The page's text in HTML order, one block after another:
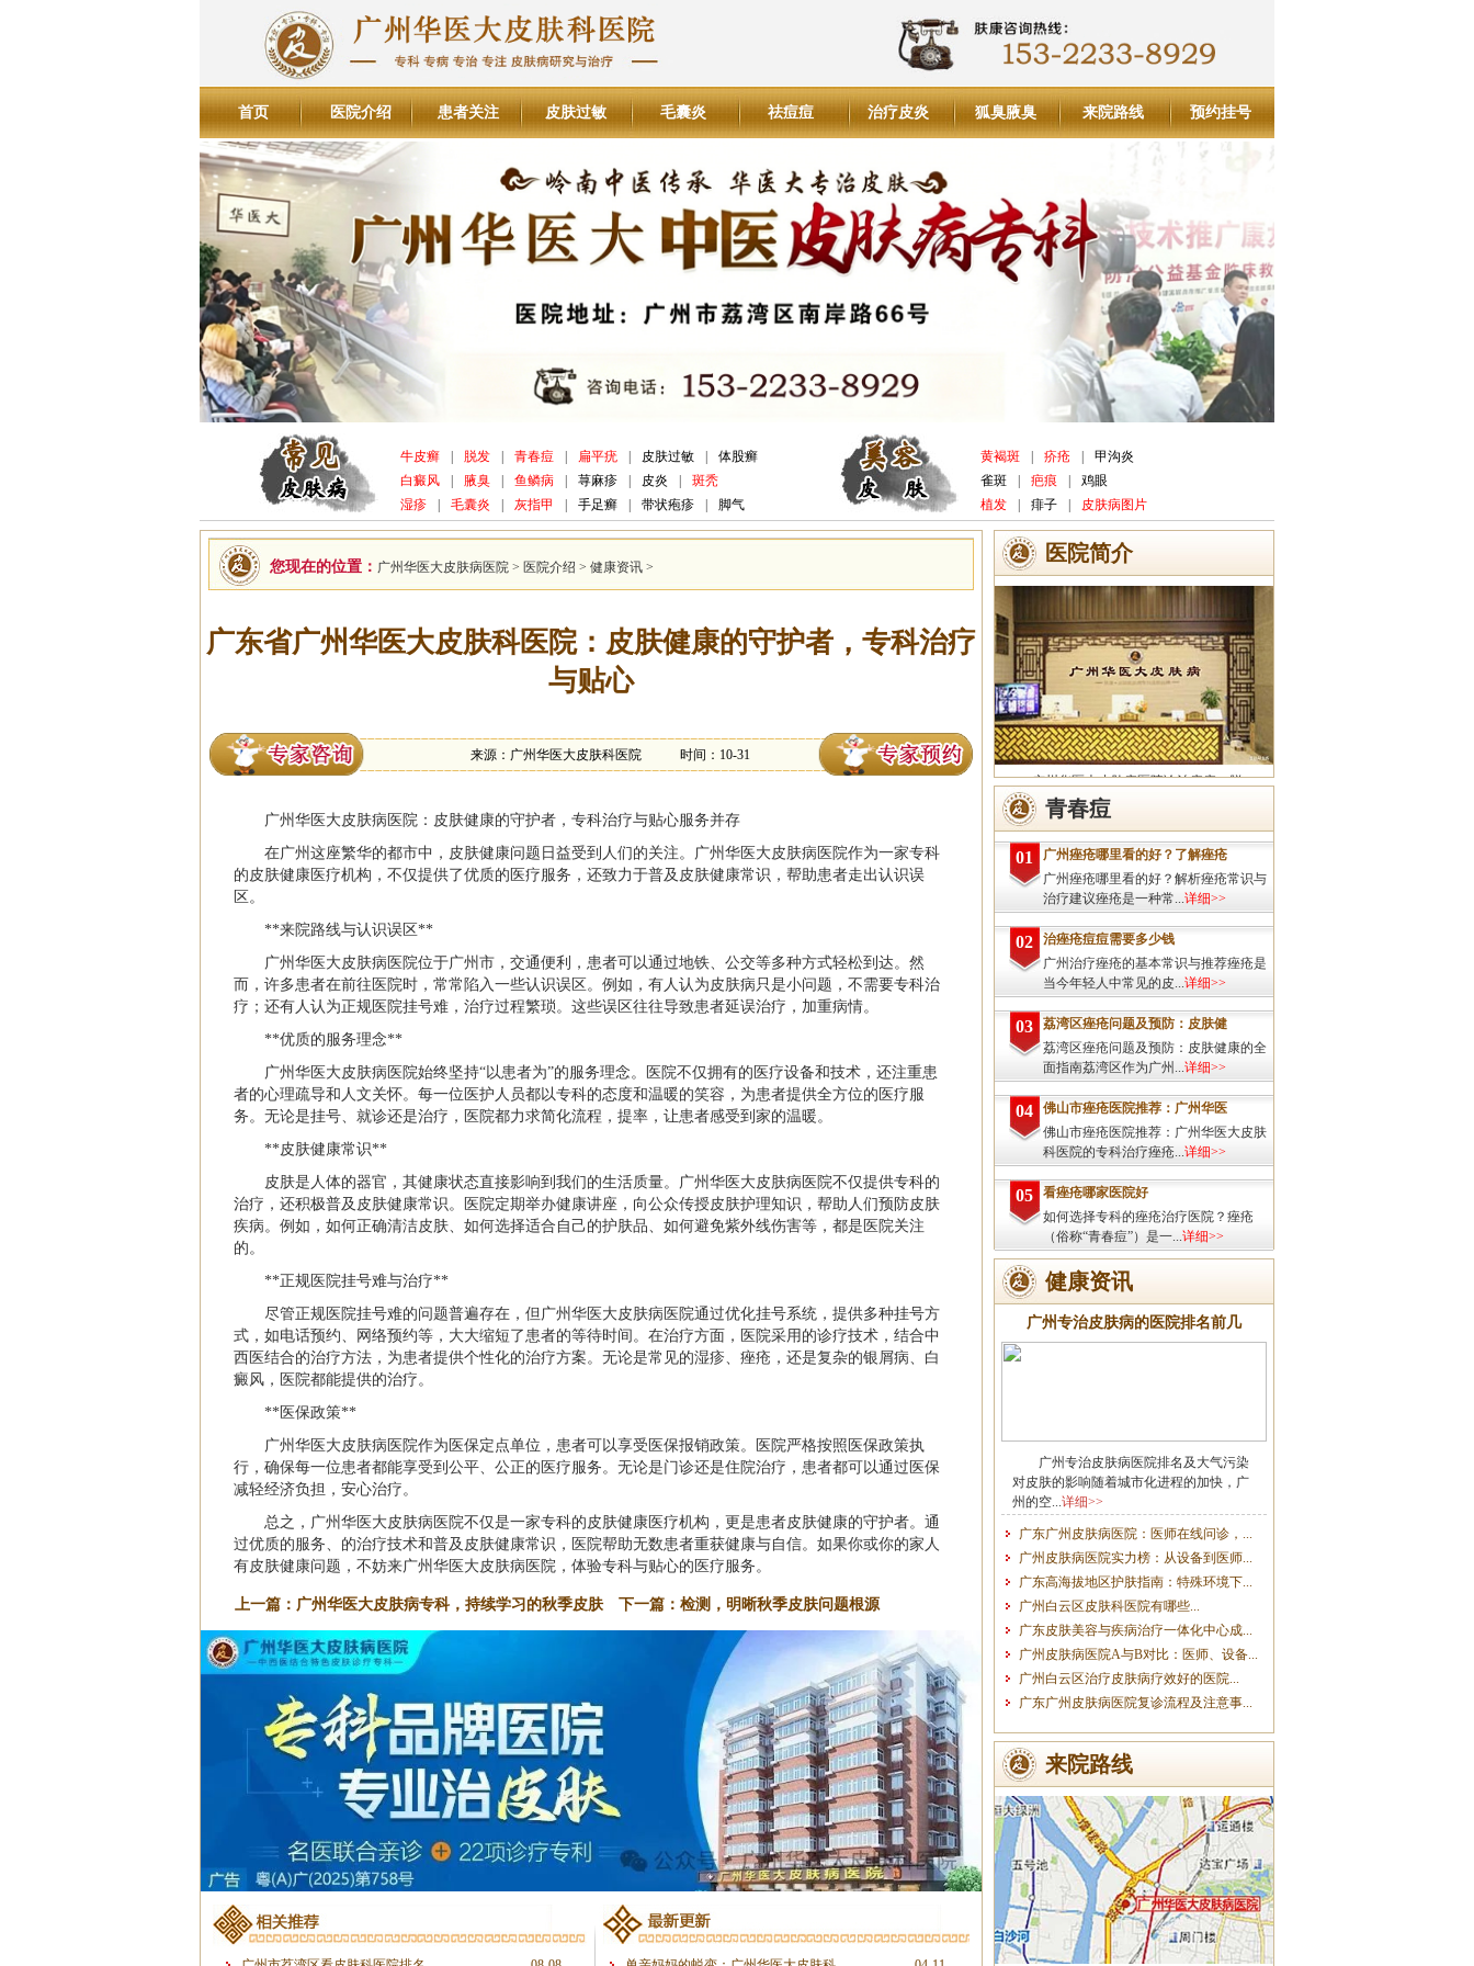
首页 医院介绍 患者关注 皮肤过敏 毛囊炎 祛痘痘 治疗皮炎 狐臭腋臭 来院路线 预约挂号
牛皮癣 脱发 青春痘 扁平疣 皮肤过敏
体股癣
白癜风
腋臭 鱼鳞病 荨麻疹 皮炎
斑秃
湿疹
毛囊炎 灰指甲 手足癣 带状疱疹 脚气
黄褐斑 疥疮
甲沟炎
雀斑
疤痕
鸡眼
植发
痱子 皮肤病图片
您现在的位置： 广州华医大皮肤病医院 > 医院介绍 > 健康资讯 >
广东省广州华医大皮肤科医院：皮肤健康的守护者，专科治疗
与贴心
来源：广州华医大皮肤科医院 时间：10-31
广州华医大皮肤病医院：皮肤健康的守护者，专科治疗与贴心服务并存
在广州这座繁华的都市中，皮肤健康问题日益受到人们的关注。广州华医大皮肤病医院作为一家专科
的皮肤健康医疗机构，不仅提供了优质的医疗服务，还致力于普及皮肤健康常识，帮助患者走出认识误
区。
**来院路线与认识误区**
广州华医大皮肤病医院位于广州市，交通便利，患者可以通过地铁、公交等多种方式轻松到达。然
而，许多患者在前往医院时，常常陷入一些认识误区。例如，有人认为皮肤病只是小问题，不需要专科治
疗；还有人认为正规医院挂号难，治疗过程繁琐。这些误区往往导致患者延误治疗，加重病情。
**优质的服务理念**
广州华医大皮肤病医院始终坚持“以患者为”的服务理念。医院不仅拥有的医疗设备和技术，还注重患
者的心理疏导和人文关怀。每一位医护人员都以专科的态度和温暖的笑容，为患者提供全方位的医疗服
务。无论是挂号、就诊还是治疗，医院都力求简化流程，提率，让患者感受到家的温暖。
**皮肤健康常识**
皮肤是人体的器官，其健康状态直接影响到我们的生活质量。广州华医大皮肤病医院不仅提供专科的
治疗，还积极普及皮肤健康常识。医院定期举办健康讲座，向公众传授皮肤护理知识，帮助人们预防皮肤
疾病。例如，如何正确清洁皮肤、如何选择适合自己的护肤品、如何避免紫外线伤害等，都是医院关注
的。
**正规医院挂号难与治疗**
尽管正规医院挂号难的问题普遍存在，但广州华医大皮肤病医院通过优化挂号系统，提供多种挂号方
式，如电话预约、网络预约等，大大缩短了患者的等待时间。在治疗方面，医院采用的诊疗技术，结合中
西医结合的治疗方法，为患者提供个性化的治疗方案。无论是常见的湿疹、痤疮，还是复杂的银屑病、白
癜风，医院都能提供的治疗。
**医保政策**
广州华医大皮肤病医院作为医保定点单位，患者可以享受医保报销政策。医院严格按照医保政策执
行，确保每一位患者都能享受到公平、公正的医疗服务。无论是门诊还是住院治疗，患者都可以通过医保
减轻经济负担，安心治疗。
总之，广州华医大皮肤病医院不仅是一家专科的皮肤健康医疗机构，更是患者皮肤健康的守护者。通
过优质的服务、的治疗技术和普及皮肤健康常识，医院帮助无数患者重获健康与自信。如果你或你的家人
有皮肤健康问题，不妨来广州华医大皮肤病医院，体验专科与贴心的医疗服务。
下一篇： 检测，明晰秋季皮肤问题根源
上一篇： 广州华医大皮肤病专科，持续学习的秋季皮肤
医院简介
广州华医大皮肤病医院诊治痤疮、脱
发、灰指甲、荨麻疹、湿疹、皮炎、斑秃、
皮肤过敏、扁平疣、带状疱疹、皮肤瘙痒、
皮肤过敏等皮肤疾病的治疗方面...详细>>
青春痘
01
广州痤疮哪里看的好？了解痤疮
广州痤疮哪里看的好？解析痤疮常识与
治疗建议痤疮是一种常...详细>>
02
治痤疮痘痘需要多少钱
广州治疗痤疮的基本常识与推荐痤疮是
当今年轻人中常见的皮...详细>>
03
荔湾区痤疮问题及预防：皮肤健
荔湾区痤疮问题及预防：皮肤健康的全
面指南荔湾区作为广州...详细>>
04
佛山市痤疮医院推荐：广州华医
佛山市痤疮医院推荐：广州华医大皮肤
科医院的专科治疗痤疮...详细>>
05
看痤疮哪家医院好
如何选择专科的痤疮治疗医院？痤疮
（俗称“青春痘”）是一...详细>>
健康资讯
广州专治皮肤病的医院排名前几
广州专治皮肤病医院排名及大气污染
对皮肤的影响随着城市化进程的加快，广
州的空...详细>>
广东广州皮肤病医院：医师在线问诊，...
广州皮肤病医院实力榜：从设备到医师...
广东高海拔地区护肤指南：特殊环境下...
广州白云区皮肤科医院有哪些...
广东皮肤美容与疾病治疗一体化中心成...
广州皮肤病医院A与B对比：医师、设备...
广州白云区治疗皮肤病疗效好的医院...
广东广州皮肤病医院复诊流程及注意事...
来院路线